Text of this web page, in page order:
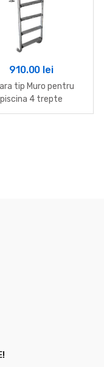
910.00 lei
tip Muro pentru
piscina 4 trepte